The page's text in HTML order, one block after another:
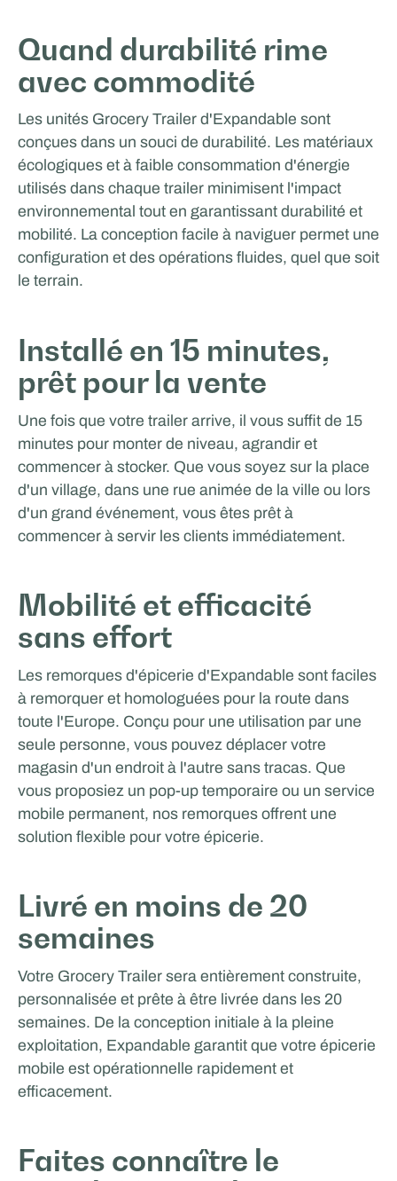
Guardiaris
SPORTS ET HÔTELLERIE
ICEONE Racing
Quand durabilité rime
avec commodité
Les unités Grocery Trailer d'Expandable sont
conçues dans un souci de durabilité. Les matériaux
écologiques et à faible consommation d'énergie
utilisés dans chaque trailer minimisent l'impact
environnemental tout en garantissant durabilité et
mobilité. La conception facile à naviguer permet une
configuration et des opérations fluides, quel que soit
le terrain.
Installé en 15 minutes,
prêt pour la vente
Une fois que votre trailer arrive, il vous suffit de 15
minutes pour monter de niveau, agrandir et
commencer à stocker. Que vous soyez sur la place
d'un village, dans une rue animée de la ville ou lors
d'un grand événement, vous êtes prêt à
commencer à servir les clients immédiatement.
Mobilité et efficacité
sans effort
Les remorques d'épicerie d'Expandable sont faciles
à remorquer et homologuées pour la route dans
toute l'Europe. Conçu pour une utilisation par une
seule personne, vous pouvez déplacer votre
magasin d'un endroit à l'autre sans tracas. Que
vous proposiez un pop-up temporaire ou un service
mobile permanent, nos remorques offrent une
solution flexible pour votre épicerie.
Livré en moins de 20
semaines
Votre Grocery Trailer sera entièrement construite,
personnalisée et prête à être livrée dans les 20
semaines. De la conception initiale à la pleine
exploitation, Expandable garantit que votre épicerie
mobile est opérationnelle rapidement et
efficacement.
Faites connaître le